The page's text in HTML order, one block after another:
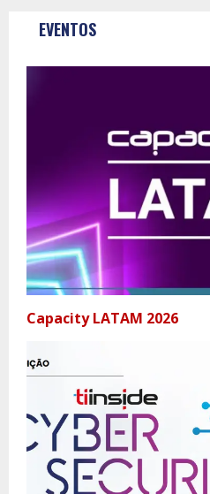
EVENTOS
Capacity LATAM 2026